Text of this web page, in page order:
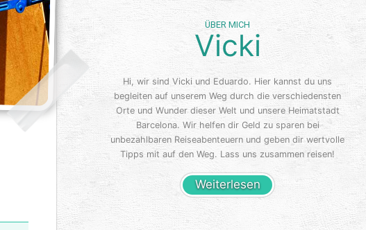
ÜBER MICH
Vicki
Hi, wir sind Vicki und Eduardo. Hier kannst du uns
begleiten auf unserem Weg durch die verschiedensten
Orte und Wunder dieser Welt und unsere Heimatstadt
Barcelona. Wir helfen dir Geld zu sparen bei
unbezahlbaren Reiseabenteuern und geben dir wertvolle
Tipps mit auf den Weg. Lass uns zusammen reisen!
Weiterlesen